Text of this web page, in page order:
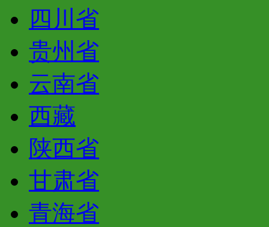
四川省
贵州省
云南省
西藏
陕西省
甘肃省
青海省